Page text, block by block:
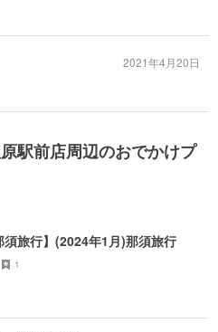
2021年4月20日
駅前店周辺のおでかけプ
須旅行】(2024年1月)那須旅行
1